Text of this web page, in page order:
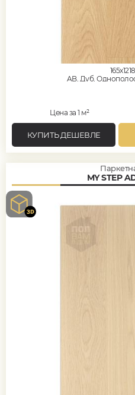
AB, Дуб,
Цена за 1 м²
КУПИТЬ ДЕШЕВЛЕ
MY STEP